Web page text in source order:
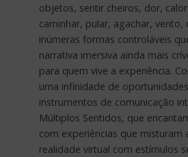
objetos, sentir cheiros, dor,
caminhar, pular, agachar, vento,
inúmeras formas controláveis
narrativa imersiva ainda mais
para quem vive a experiência.
uma infinidade de
instrumentos de comunicação
Múltiplos Sentidos, que
com experiências que misturam
realidade virtual com estímulos